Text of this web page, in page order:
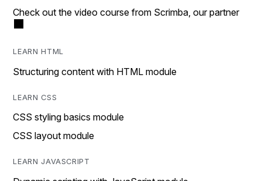
Check out the video course from Scrimba, our partner
LEARN HTML
Structuring content with HTML module
LEARN CSS
CSS styling basics module
CSS layout module
LEARN JAVASCRIPT